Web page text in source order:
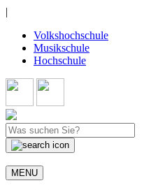
|
Volkshochschule
Musikschule
Hochschule
MENU